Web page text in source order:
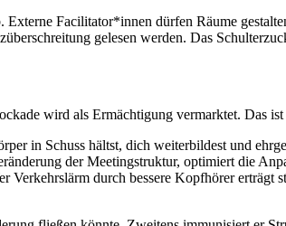
Facilitator*innen dürfen Räume
gelesen werden. Das
wird als Ermächtigung vermarktet. Das
in Schuss hältst, dich weiterbildest und
der Meetingstruktur, optimiert die
durch bessere Kopfhörer erträgt